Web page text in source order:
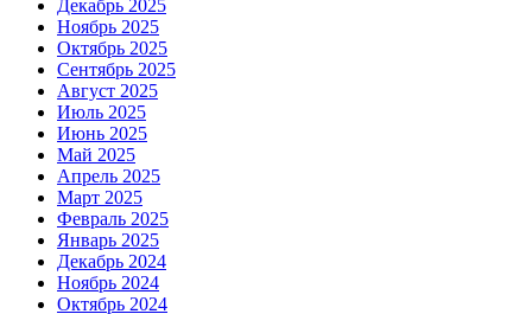
Декабрь 2025
Ноябрь 2025
Октябрь 2025
Сентябрь 2025
Август 2025
Июль 2025
Июнь 2025
Май 2025
Апрель 2025
Март 2025
Февраль 2025
Январь 2025
Декабрь 2024
Ноябрь 2024
Октябрь 2024